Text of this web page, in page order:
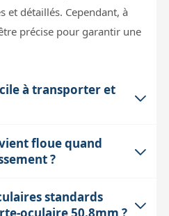
et détaillés. Cependant, à
précise pour garantir une
à transporter et
pour être transportable
à sa structure
le plus lourd, fait seulement
floue quand
?
de l’image dépend
standards
oculaire 50.8mm ?